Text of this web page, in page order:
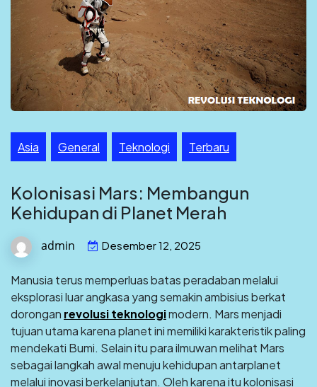
Asia General Teknologi Terbaru
Kolonisasi Mars: Membangun
Kehidupan di Planet Merah
admin Desember 12, 2025
Manusia terus memperluas batas peradaban melalui
eksplorasi luar angkasa yang semakin ambisius berkat
dorongan revolusi teknologimodern. Mars menjadi
tujuan utama karena planet ini memiliki karakteristik paling
mendekati Bumi. Selain itu para ilmuwan melihat Mars
sebagai langkah awal menuju kehidupan antarplanet
melalui inovasi berkelanjutan. Oleh karena itu kolonisasi